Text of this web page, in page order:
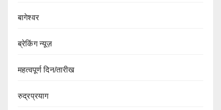
बागेश्वर
ब्रेकिंग न्यूज़
महत्वपूर्ण दिन/तारीख
रुद्रप्रयाग